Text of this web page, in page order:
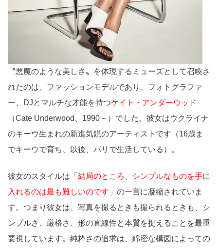
〝悪魔のような美しさ〟を体現するミューズとして召喚さ
れたのは、ファッションモデルであり、フォトグラファ
ー、DJとマルチな才能を持つケイト・アンダーウッド
（Cate Underwood、1990－）でした。彼女はウクライナ
のキーウ生まれの新進気鋭のアーティストです（16歳ま
でキーウで育ち、以後、パリで生活している）。
彼女のスタイルは「 結局のところ、シンプルなものを手に
入れるのは最も難しいのです 」の一言に凝縮されていま
す。つまり彼女は、写真を撮るときも撮られるときも、シ
ンプルさ、厳格さ、形の直線性と本質を捉えることを最重
要視しています。純粋さの追求は、綿密な構図によっての